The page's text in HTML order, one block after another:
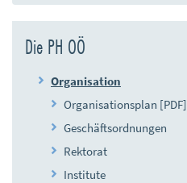
Die PH OÖ
Organisation
Organisationsplan [PDF]
Geschäftsordnungen
Rektorat
Institute